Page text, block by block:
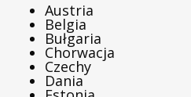
Austria
Belgia
Bułgaria
Chorwacja
Czechy
Dania